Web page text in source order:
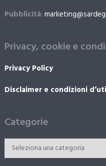
Pubblicità:
Privacy, cookie e
Privacy Policy
Disclaimer e condizioni
Categorie